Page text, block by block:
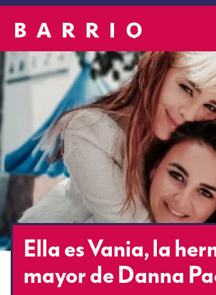
Ella es Vania, la
mayor de Danna